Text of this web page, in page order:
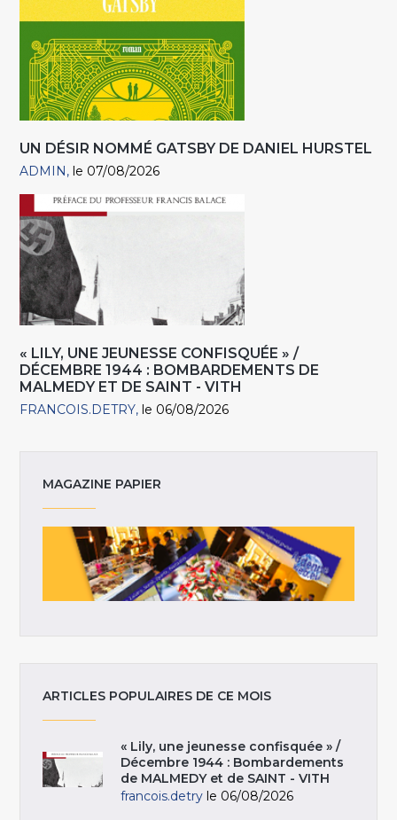
UN DÉSIR NOMMÉ GATSBY DE DANIEL HURSTEL
ADMIN le 07/08/2026
« LILY, UNE JEUNESSE CONFISQUÉE » /
DÉCEMBRE 1944 : BOMBARDEMENTS DE
MALMEDY ET DE SAINT - VITH
FRANCOIS.DETRY le 06/08/2026
MAGAZINE PAPIER
ARTICLES POPULAIRES DE CE MOIS
« Lily, une jeunesse confisquée » /
Décembre 1944 : Bombardements
de MALMEDY et de SAINT - VITH
francois.detry le 06/08/2026